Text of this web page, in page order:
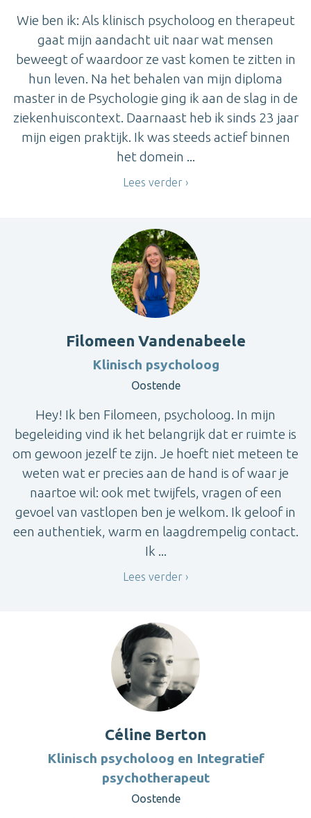
Wie ben ik: Als klinisch psycholoog en therapeut
gaat mijn aandacht uit naar wat mensen
beweegt of waardoor ze vast komen te zitten in
hun leven. Na het behalen van mijn diploma
master in de Psychologie ging ik aan de slag in de
ziekenhuiscontext. Daarnaast heb ik sinds 23 jaar
mijn eigen praktijk. Ik was steeds actief binnen
het domein ...
Lees verder
Filomeen Vandenabeele
Klinisch psycholoog
Oostende
Hey! Ik ben Filomeen, psycholoog. In mijn
begeleiding vind ik het belangrijk dat er ruimte is
om gewoon jezelf te zijn. Je hoeft niet meteen te
weten wat er precies aan de hand is of waar je
naartoe wil: ook met twijfels, vragen of een
gevoel van vastlopen ben je welkom. Ik geloof in
een authentiek, warm en laagdrempelig contact.
Ik ...
Lees verder
Céline Berton
Klinisch psycholoog en Integratief
psychotherapeut
Oostende